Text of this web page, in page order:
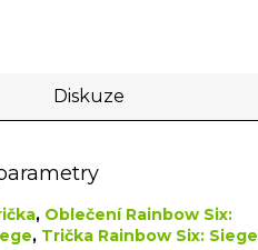
Diskuze
, Oblečení Rainbow Six:
, Trička Rainbow Six: Siege